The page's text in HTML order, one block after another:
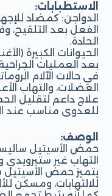
الاستطبابات:
الدواجن: كمضاد
الفعل بعد التلقيح،
الحادة.
الحيوانات الكبيرة
بعد العمليات
في حالات الآلام
العضلات، والتهاب
علاج داعم لتقليل
للعدوى مناسب عند
الوصف:
حمض الأسيتيل
التهاب غير
يتميز حمض الأسيتيل
للالتهابات، ومسكن